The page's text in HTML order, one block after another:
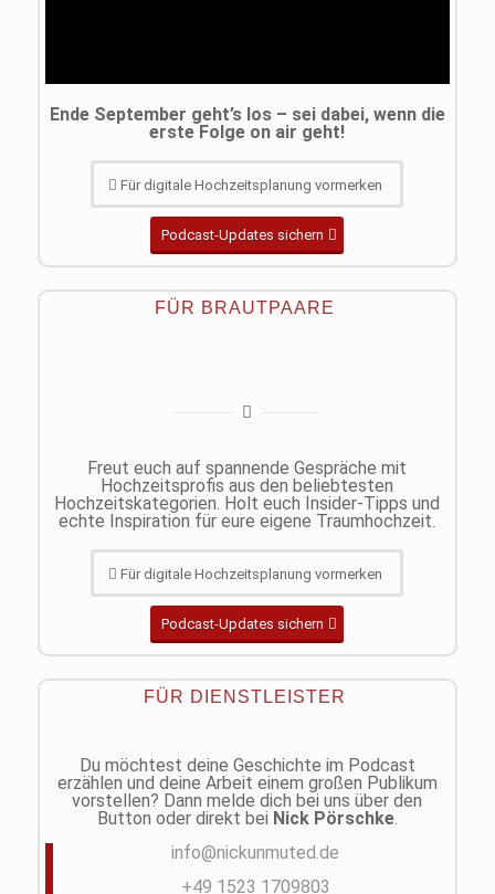
Ende September geht’s los – sei dabei, wenn die
erste Folge on air geht!
Für digitale Hochzeitsplanung vormerken
Podcast-Updates sichern
FÜR BRAUTPAARE
Freut euch auf spannende Gespräche mit
Hochzeitsprofis aus den beliebtesten
Hochzeitskategorien. Holt euch Insider-Tipps und
echte Inspiration für eure eigene Traumhochzeit.
Für digitale Hochzeitsplanung vormerken
Podcast-Updates sichern
FÜR DIENSTLEISTER
Du möchtest deine Geschichte im Podcast
erzählen und deine Arbeit einem großen Publikum
vorstellen? Dann melde dich bei uns über den
Button oder direkt bei Nick Pörschke.
info@nickunmuted.de
+49 1523 1709803